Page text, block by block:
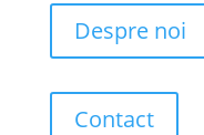
Despre noi
Contact